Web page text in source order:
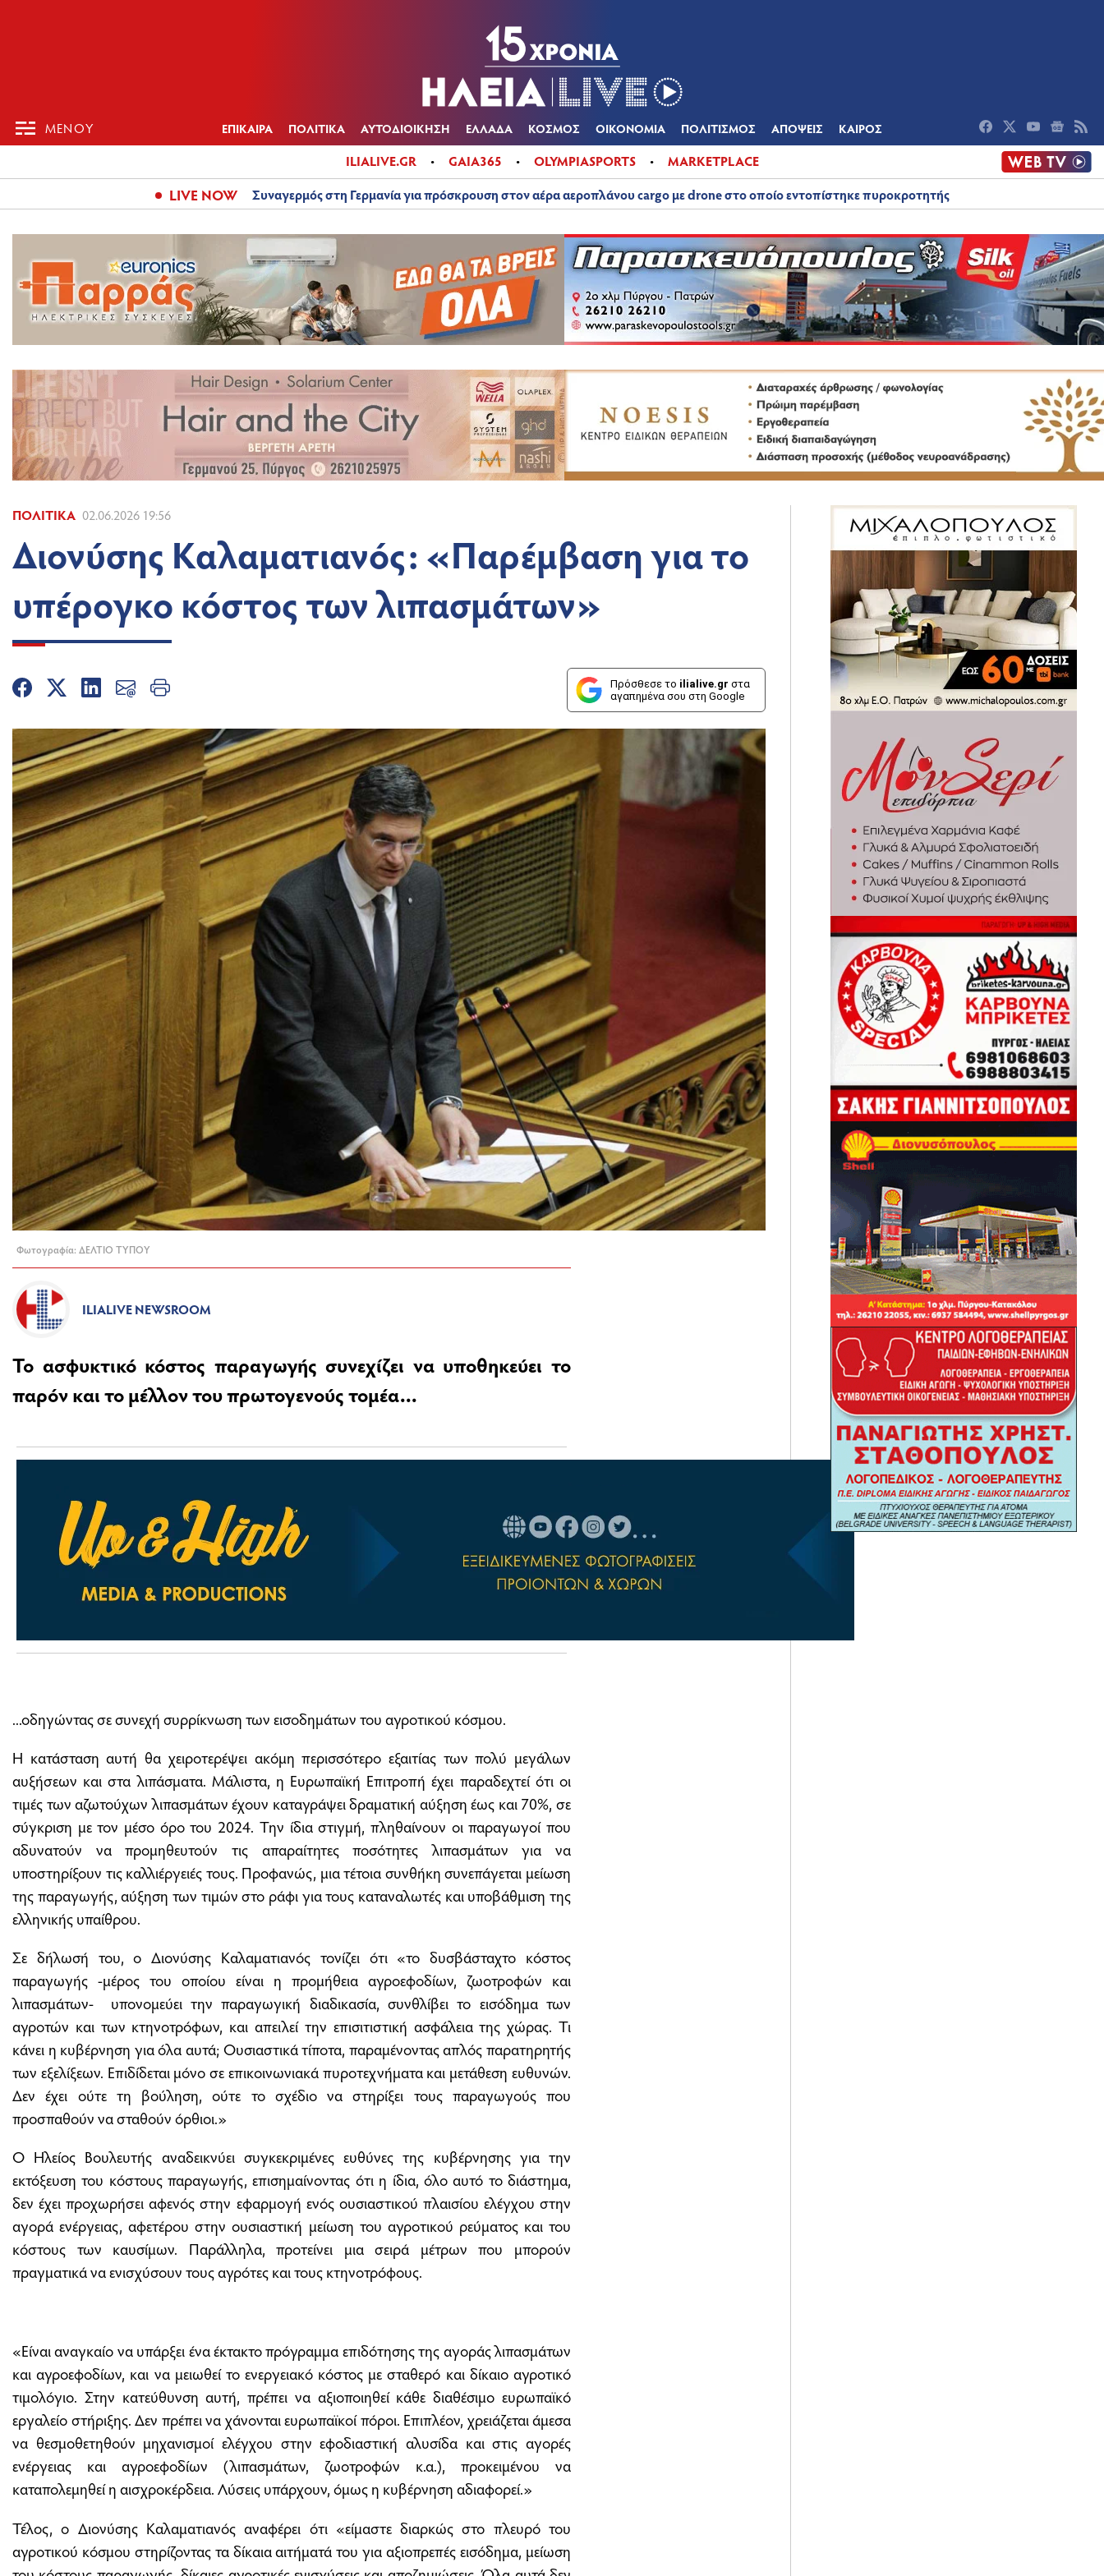
ΜΕΝΟΥ ΕΠΙΚΑΙΡΑ ΠΟΛΙΤΙΚΑ ΑΥΤΟΔΙΟΙΚΗΣΗ ΕΛΛΑΔΑ ΚΟΣΜΟΣ ΟΙΚΟΝΟΜΙΑ ΠΟΛΙΤΙΣΜΟΣ ΑΠΟΨΕΙΣ ΚΑΙΡΟΣ
ILIALIVE.GR GAIA365 OLYMPIASPORTS MARKETPLACE
LIVE NOW Συναγερμός στη Γερμανία για πρόσκρουση στον αέρα αεροπλάνου cargo με drone στο οποίο εντοπίστηκε πυροκροτητής
ΠΟΛΙΤΙΚΆ 02.06.2026 19:56
Διονύσης Καλαματιανός: «Παρέμβαση για το
υπέρογκο κόστος των λιπασμάτων»
Πρόσθεσε το ilialive.gr στα
αγαπημένα σου στη Google
Φωτογραφία: ΔΕΛΤΙΟ ΤΥΠΟΥ
ILIALIVE NEWSROOM
Το ασφυκτικό κόστος παραγωγής συνεχίζει να υποθηκεύει το
παρόν και το μέλλον του πρωτογενούς τομέα...
...οδηγώντας σε συνεχή συρρίκνωση των εισοδημάτων του αγροτικού κόσμου.
Η κατάσταση αυτή θα χειροτερέψει ακόμη περισσότερο εξαιτίας των πολύ μεγάλων
αυξήσεων και στα λιπάσματα. Μάλιστα, η Ευρωπαϊκή Επιτροπή έχει παραδεχτεί ότι οι
τιμές των αζωτούχων λιπασμάτων έχουν καταγράψει δραματική αύξηση έως και 70%, σε
σύγκριση με τον μέσο όρο του 2024. Την ίδια στιγμή, πληθαίνουν οι παραγωγοί που
αδυνατούν να προμηθευτούν τις απαραίτητες ποσότητες λιπασμάτων για να
υποστηρίξουν τις καλλιέργειές τους. Προφανώς, μια τέτοια συνθήκη συνεπάγεται μείωση
της παραγωγής, αύξηση των τιμών στο ράφι για τους καταναλωτές και υποβάθμιση της
ελληνικής υπαίθρου.
Σε δήλωσή του, ο Διονύσης Καλαματιανός τονίζει ότι «το δυσβάσταχτο κόστος
παραγωγής -μέρος του οποίου είναι η προμήθεια αγροεφοδίων, ζωοτροφών και
λιπασμάτων- υπονομεύει την παραγωγική διαδικασία, συνθλίβει το εισόδημα των
αγροτών και των κτηνοτρόφων, και απειλεί την επισιτιστική ασφάλεια της χώρας. Τι
κάνει η κυβέρνηση για όλα αυτά; Ουσιαστικά τίποτα, παραμένοντας απλός παρατηρητής
των εξελίξεων. Επιδίδεται μόνο σε επικοινωνιακά πυροτεχνήματα και μετάθεση ευθυνών.
Δεν έχει ούτε τη βούληση, ούτε το σχέδιο να στηρίξει τους παραγωγούς που
προσπαθούν να σταθούν όρθιοι.»
Ο Ηλείος Βουλευτής αναδεικνύει συγκεκριμένες ευθύνες της κυβέρνησης για την
εκτόξευση του κόστους παραγωγής, επισημαίνοντας ότι η ίδια, όλο αυτό το διάστημα,
δεν έχει προχωρήσει αφενός στην εφαρμογή ενός ουσιαστικού πλαισίου ελέγχου στην
αγορά ενέργειας, αφετέρου στην ουσιαστική μείωση του αγροτικού ρεύματος και του
κόστους των καυσίμων. Παράλληλα, προτείνει μια σειρά μέτρων που μπορούν
πραγματικά να ενισχύσουν τους αγρότες και τους κτηνοτρόφους.
«Είναι αναγκαίο να υπάρξει ένα έκτακτο πρόγραμμα επιδότησης της αγοράς λιπασμάτων
και αγροεφοδίων, και να μειωθεί το ενεργειακό κόστος με σταθερό και δίκαιο αγροτικό
τιμολόγιο. Στην κατεύθυνση αυτή, πρέπει να αξιοποιηθεί κάθε διαθέσιμο ευρωπαϊκό
εργαλείο στήριξης. Δεν πρέπει να χάνονται ευρωπαϊκοί πόροι. Επιπλέον, χρειάζεται άμεσα
να θεσμοθετηθούν μηχανισμοί ελέγχου στην εφοδιαστική αλυσίδα και στις αγορές
ενέργειας και αγροεφοδίων (λιπασμάτων, ζωοτροφών κ.α.), προκειμένου να
καταπολεμηθεί η αισχροκέρδεια. Λύσεις υπάρχουν, όμως η κυβέρνηση αδιαφορεί.»
Τέλος, ο Διονύσης Καλαματιανός αναφέρει ότι «είμαστε διαρκώς στο πλευρό του
αγροτικού κόσμου στηρίζοντας τα δίκαια αιτήματά του για αξιοπρεπές εισόδημα, μείωση